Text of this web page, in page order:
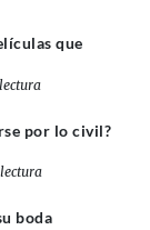
que
por lo civil?
boda